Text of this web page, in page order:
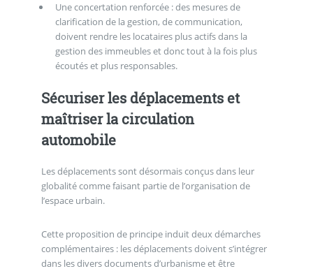
Une concertation renforcée : des mesures de
clarification de la gestion, de communication,
doivent rendre les locataires plus actifs dans la
gestion des immeubles et donc tout à la fois plus
écoutés et plus responsables.
Sécuriser les déplacements et
maîtriser la circulation
automobile
Les déplacements sont désormais conçus dans leur
globalité comme faisant partie de l’organisation de
l’espace urbain.
Cette proposition de principe induit deux démarches
complémentaires : les déplacements doivent s’intégrer
dans les divers documents d’urbanisme et être